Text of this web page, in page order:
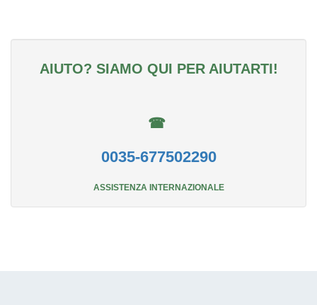
AIUTO? SIAMO QUI PER AIUTARTI!
☎
0035-677502290
ASSISTENZA INTERNAZIONALE